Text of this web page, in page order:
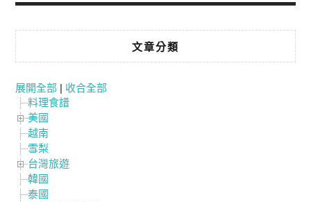
文章分類
展開全部 | 收合全部
料理食譜
美國
越南
雪梨
台灣旅遊
韓國
泰國